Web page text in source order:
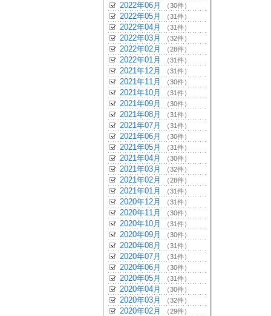
2022年06月 （30件）
2022年05月 （31件）
2022年04月 （31件）
2022年03月 （32件）
2022年02月 （28件）
2022年01月 （31件）
2021年12月 （31件）
2021年11月 （30件）
2021年10月 （31件）
2021年09月 （30件）
2021年08月 （31件）
2021年07月 （31件）
2021年06月 （30件）
2021年05月 （31件）
2021年04月 （30件）
2021年03月 （32件）
2021年02月 （28件）
2021年01月 （31件）
2020年12月 （31件）
2020年11月 （30件）
2020年10月 （31件）
2020年09月 （30件）
2020年08月 （31件）
2020年07月 （31件）
2020年06月 （30件）
2020年05月 （31件）
2020年04月 （30件）
2020年03月 （32件）
2020年02月 （29件）